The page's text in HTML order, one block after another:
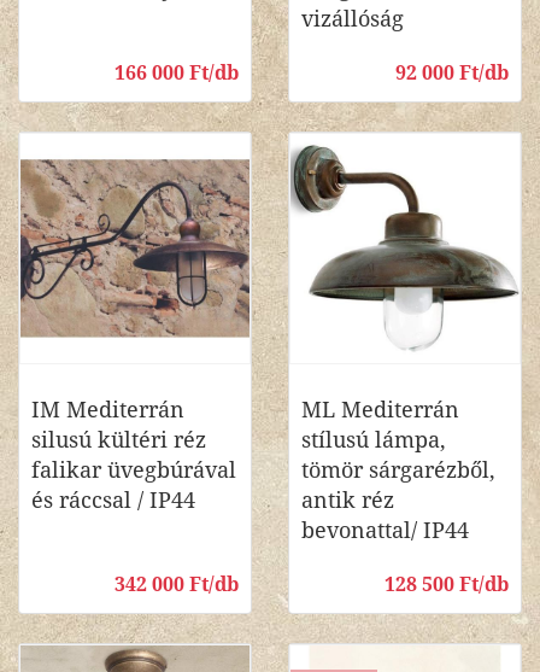
166 000 Ft/db
vizállóság
92 000 Ft/db
IM Mediterrán
silusú kültéri réz
falikar üvegbúrával
és ráccsal / IP44
342 000 Ft/db
ML Mediterrán
stílusú lámpa,
tömör sárgarézből,
antik réz
bevonattal/ IP44
128 500 Ft/db